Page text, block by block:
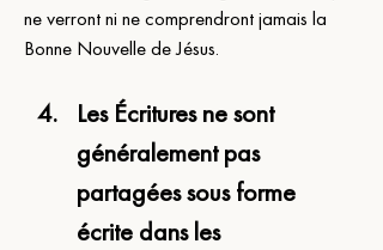
ne verront ni ne comprendront jamais la
Bonne Nouvelle de Jésus.
Les Écritures ne sont
généralement pas
partagées sous forme
écrite dans les